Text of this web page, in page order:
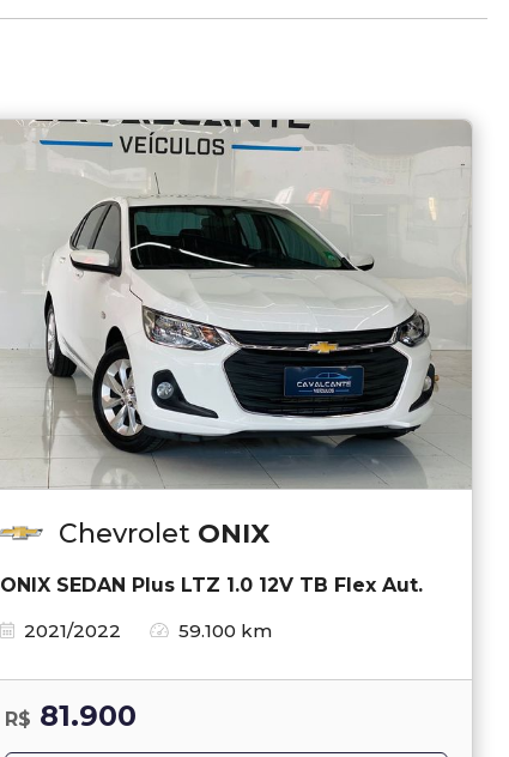
Chevrolet ONIX
ONIX SEDAN Plus LTZ 1.0 12V TB Flex Aut.
2021/2022
59.100 km
R$ 81.900